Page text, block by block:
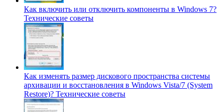
Как включить или отключить компоненты в Windows 7?
Технические советы
Как изменять размер дискового пространства системы
архивации и восстановления в Windows Vista/7 (System
Restore)? Технические советы